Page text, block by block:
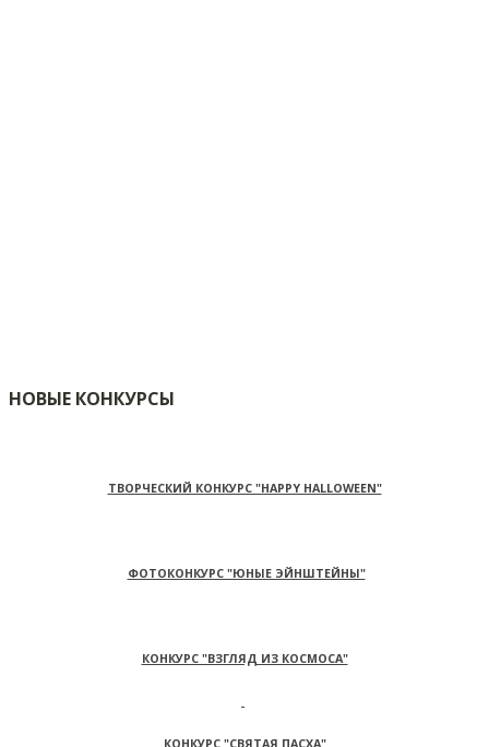
НОВЫЕ КОНКУРСЫ
ТВОРЧЕСКИЙ КОНКУРС "HAPPY HALLOWEEN"
ФОТОКОНКУРС "ЮНЫЕ ЭЙНШТЕЙНЫ"
КОНКУРС "ВЗГЛЯД ИЗ КОСМОСА"
КОНКУРС "СВЯТАЯ ПАСХА"